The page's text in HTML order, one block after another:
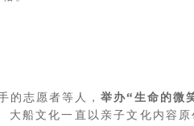
的志愿者等人，举办“生命的
大船文化一直以亲子文化内容